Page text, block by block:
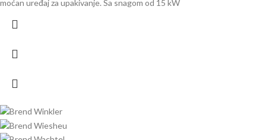
moćan uređaj za upakivanje. Sa snagom od 15 kW